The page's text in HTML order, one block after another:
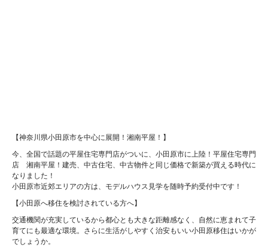
【神奈川県小田原市を中心に展開！湘南平屋！】
今、全国で話題の平屋住宅専門店がついに、小田原市に上陸！平屋住宅専門
店 湘南平屋！建売、中古住宅、中古物件と同じ価格で新築が買える時代に
なりました！
小田原市近郊エリアの方は、モデルハウス見学を随時予約受付中です！
【小田原へ移住を検討されている方へ】
交通機関が充実しているから都心とも大きな距離感なく、自然に恵まれて子
育てにも最適な環境。さらに生活がしやすく治安もいい小田原移住はいかが
でしょうか。